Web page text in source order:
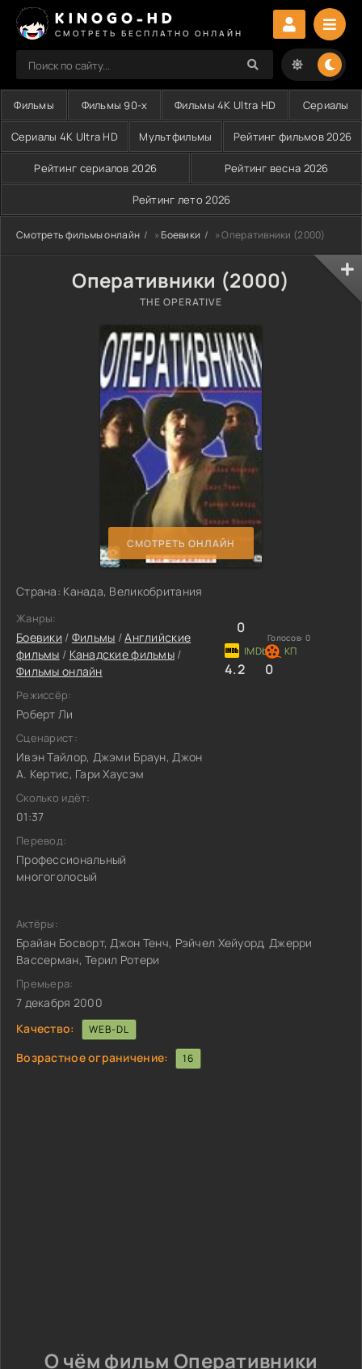
KINOGO-HD
СМОТРЕТЬ БЕСПЛАТНО ОНЛАЙН
Фильмы Фильмы 90-х Фильмы 4K Ultra HD Сериалы
Сериалы 4K Ultra HD Мультфильмы Рейтинг фильмов 2026
Рейтинг сериалов 2026 Рейтинг весна 2026
Рейтинг лето 2026
Смотреть фильмы онлайн »Боевики » Оперативники (2000)
Оперативники (2000)
THE OPERATIVE
СМОТРЕТЬ ОНЛАЙН
Страна: Канада, Великобритания
Жанры:
Боевики / Фильмы /Английские
фильмы / Канадские фильмы /
Фильмы онлайн
Режиссёр:
Роберт Ли
Сценарист:
Ивэн Тайлор, Джэми Браун, Джон
А. Кертис, Гари Хаусэм
Сколько идёт:
01:37
Перевод:
Профессиональный
многоголосый
0
Голосов: 0
4.2 0
Актёры:
Брайан Босворт, Джон Тенч, Рэйчел Хейуорд, Джерри
Вассерман, Терил Ротери
Премьера:
7 декабря 2000
Качество:
WEB-DL
Возрастное ограничение: 16
О чём фильм Оперативники